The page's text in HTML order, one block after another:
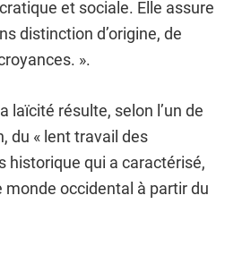
et sociale. Elle assure
distinction d’origine, de
».
laïcité résulte, selon l’un de
du « lent travail des
historique qui a caractérisé,
occidental à partir du